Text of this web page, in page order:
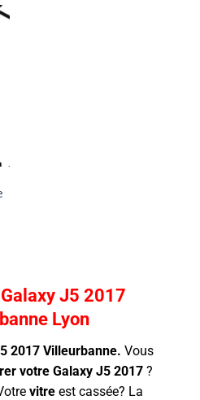
J5 2017
Lyon
2017 Villeurbanne. Vous
votre Galaxy J5 2017 ?
vitreest cassée? La